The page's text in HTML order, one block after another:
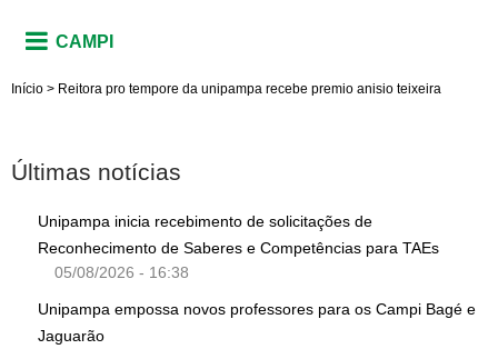
CAMPI
Início > Reitora pro tempore da unipampa recebe premio anisio teixeira
Últimas notícias
Unipampa inicia recebimento de solicitações de
Reconhecimento de Saberes e Competências para TAEs
05/08/2026 - 16:38
Unipampa empossa novos professores para os Campi Bagé e
Jaguarão